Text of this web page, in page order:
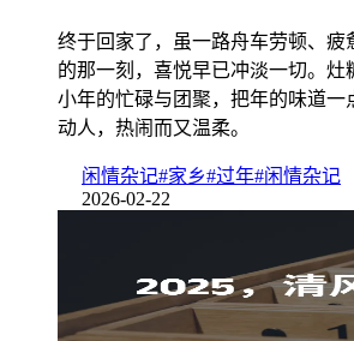
终于回家了，虽一路舟车劳顿、疲
的那一刻，喜悦早已冲淡一切。灶
小年的忙碌与团聚，把年的味道一
动人，热闹而又温柔。
闲情杂记#家乡#过年#闲情杂记
2026-02-22